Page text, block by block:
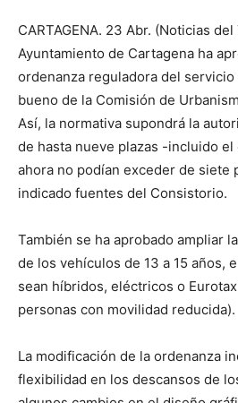
CARTAGENA. 23 Abr. (Noticias del
Ayuntamiento de Cartagena ha
ordenanza reguladora del
bueno de la Comisión de
Así, la normativa supondrá la
de hasta nueve plazas -incluido
ahora no podían exceder de siete
indicado fuentes del Consistorio.
También se ha aprobado ampliar
de los vehículos de 13 a 15 años,
sean híbridos, eléctricos o
personas con movilidad reducida).
La modificación de la ordenanza
flexibilidad en los descansos de